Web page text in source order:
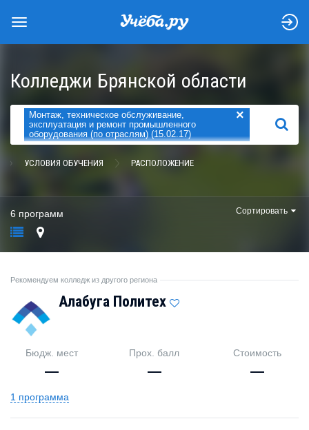
Колледжи Брянской области
Монтаж, техническое обслуживание,
эксплуатация и ремонт промышленного
оборудования (по отраслям) (15.02.17)
×
НАЙТИ
УСЛОВИЯ ОБУЧЕНИЯ РАСПОЛОЖЕНИЕ
6 программ Сортировать
Рекомендуем колледж из другого региона
Алабуга Политех
Бюдж. мест
—
Прох. балл
—
Стоимость
—
1 программа